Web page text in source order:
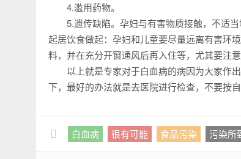
4.滥用药物。
5.遗传缺陷。孕妇与有害物质接触，不适当
起居饮食做起：孕妇和儿童要尽量远离有害环
料，并在充分开窗通风后再入住等，尤其要注
以上就是专家对于白血病的病因为大家作出
下，最好的办法就是去医院进行检查，不要按
白血病 很有可能 食品污染 污染所